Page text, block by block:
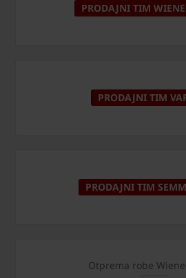
PRODAJNI TIM
PRODAJNI TIM
PRODAJNI TIM
Otprema robe